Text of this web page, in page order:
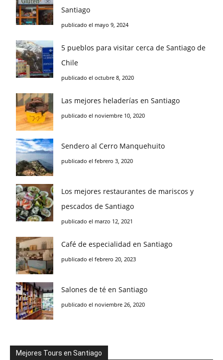
Santiago
publicado el mayo 9, 2024
5 pueblos para visitar cerca de Santiago de
Chile
publicado el octubre 8, 2020
Las mejores heladerías en Santiago
publicado el noviembre 10, 2020
Sendero al Cerro Manquehuito
publicado el febrero 3, 2020
Los mejores restaurantes de mariscos y
pescados de Santiago
publicado el marzo 12, 2021
Café de especialidad en Santiago
publicado el febrero 20, 2023
Salones de té en Santiago
publicado el noviembre 26, 2020
Mejores Tours en Santiago